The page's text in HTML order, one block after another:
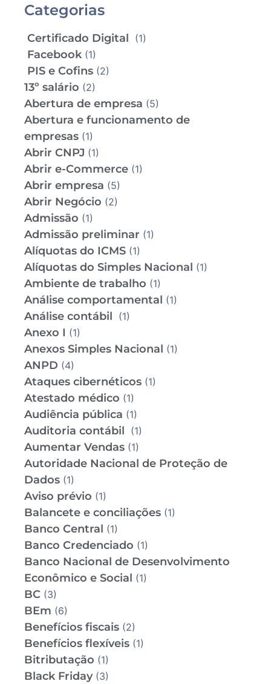
Categorias
Certificado Digital (1)
Facebook(1)
PIS e Cofins (2)
13º salário (2)
Abertura de empresa (5)
Abertura e funcionamento de
empresas (1)
Abrir CNPJ (1)
Abrir e-Commerce (1)
Abrir empresa (5)
Abrir Negócio (2)
Admissão (1)
Admissão preliminar (1)
Alíquotas do ICMS (1)
Alíquotas do Simples Nacional (1)
Ambiente de trabalho (1)
Análise comportamental (1)
Análise contábil (1)
Anexo I (1)
Anexos Simples Nacional (1)
ANPD (4)
Ataques cibernéticos (1)
Atestado médico (1)
Audiência pública (1)
Auditoria contábil (1)
Aumentar Vendas (1)
Autoridade Nacional de Proteção de
Dados (1)
Aviso prévio (1)
Balancete e conciliações (1)
Banco Central (1)
Banco Credenciado (1)
Banco Nacional de Desenvolvimento
Econômico e Social (1)
BC (3)
BEm (6)
Benefícios fiscais (2)
Benefícios flexíveis (1)
Bitributação (1)
Black Friday(3)